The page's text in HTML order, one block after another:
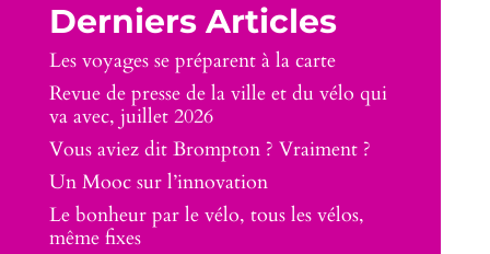
Derniers Articles
Les voyages se préparent à la carte
Revue de presse de la ville et du vélo qui
va avec, juillet 2026
Vous aviez dit Brompton ? Vraiment ?
Un Mooc sur l’innovation
Le bonheur par le vélo, tous les vélos,
même fixes